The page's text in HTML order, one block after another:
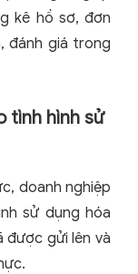
kê hồ sơ, đơn
đánh giá trong
tình hình sử
doanh nghiệp
sử dụng hóa
gửi lên và